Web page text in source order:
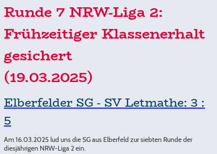
Runde 7 NRW-Liga 2:
Frühzeitiger Klassenerhalt
gesichert
(19.03.2025)
Elberfelder SG - SV Letmathe: 3 :
5
Am 16.03.2025 lud uns die SG aus Elberfeld zur siebten Runde der
diesjährigen NRW-Liga 2 ein.